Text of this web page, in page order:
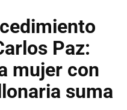
Paz:
mujer con
suma